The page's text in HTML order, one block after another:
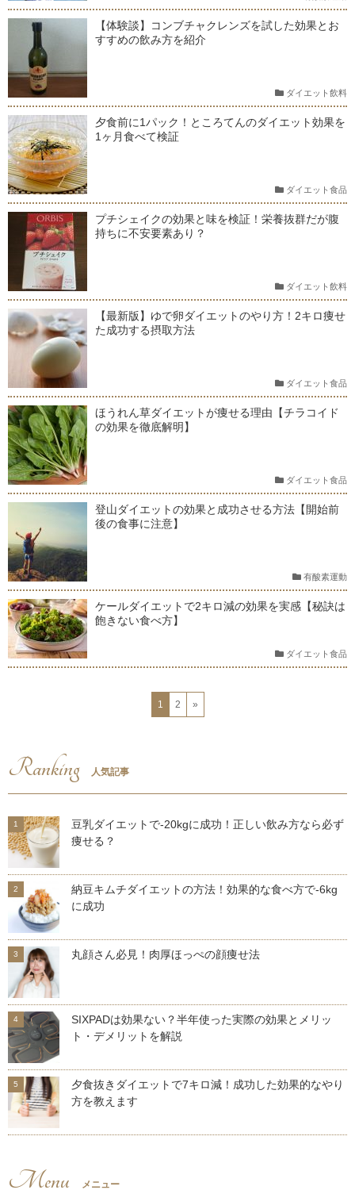
【体験談】コンブチャクレンズを試した効果とお
すすめの飲み方を紹介
ダイエット飲料
夕食前に1パック！ところてんのダイエット効果を
1ヶ月食べて検証
ダイエット食品
プチシェイクの効果と味を検証！栄養抜群だが腹
持ちに不安要素あり？
ダイエット飲料
【最新版】ゆで卵ダイエットのやり方！2キロ痩せ
た成功する摂取方法
ダイエット食品
ほうれん草ダイエットが痩せる理由【チラコイド
の効果を徹底解明】
ダイエット食品
登山ダイエットの効果と成功させる方法【開始前
後の食事に注意】
有酸素運動
ケールダイエットで2キロ減の効果を実感【秘訣は
飽きない食べ方】
ダイエット食品
1 2 »
Ranking 人気記事
豆乳ダイエットで-20kgに成功！正しい飲み方なら必ず
痩せる？
納豆キムチダイエットの方法！効果的な食べ方で-6kg
に成功
丸顔さん必見！肉厚ほっぺの顔痩せ法
SIXPADは効果ない？半年使った実際の効果とメリッ
ト・デメリットを解説
夕食抜きダイエットで7キロ減！成功した効果的なやり
方を教えます
Menu メニュー